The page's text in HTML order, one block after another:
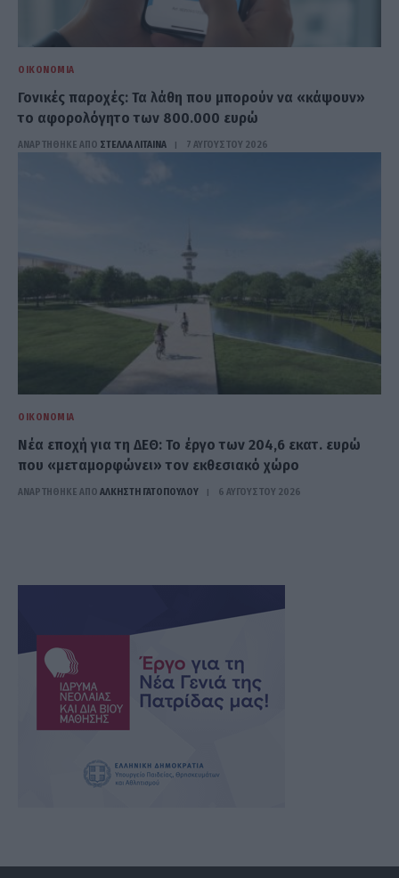
ΟΙΚΟΝΟΜΊΑ
Γονικές παροχές: Τα λάθη που μπορούν να «κάψουν»
το αφορολόγητο των 800.000 ευρώ
ΑΝΑΡΤΗΘΗΚΕ ΑΠΟ ΣΤΈΛΛΑ ΛΊΤΑΙΝΑ 7 ΑΥΓΟΎΣΤΟΥ 2026
ΟΙΚΟΝΟΜΊΑ
Νέα εποχή για τη ΔΕΘ: Το έργο των 204,6 εκατ. ευρώ
που «μεταμορφώνει» τον εκθεσιακό χώρο
ΑΝΑΡΤΗΘΗΚΕ ΑΠΟ ΆΛΚΗΣΤΗ ΓΑΤΟΠΟΎΛΟΥ 6 ΑΥΓΟΎΣΤΟΥ 2026